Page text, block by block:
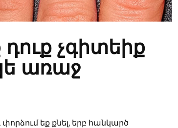
չգիտեիք
առաջ
եք քնել, երբ հանկարծ